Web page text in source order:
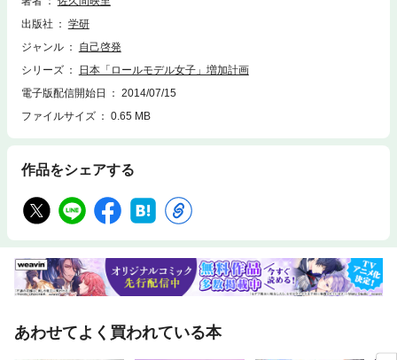
出版社
学研
ジャンル
自己啓発
シリーズ
日本「ロールモデル女子」増加計画
電子版配信開始日
2014/07/15
ファイルサイズ
0.65 MB
作品をシェアする
あわせてよく買われている本